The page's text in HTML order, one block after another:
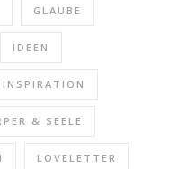
GLAUBE
IDEEN
INSPIRATION
& SEELE
LOVELETTER